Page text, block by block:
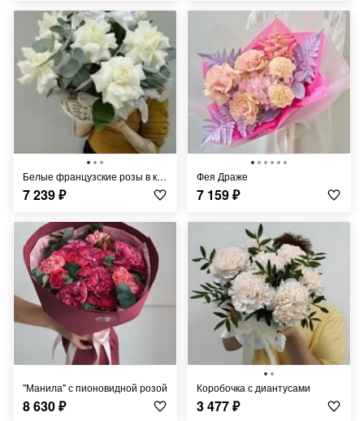
Белые французские розы в корзине
7 239₽
Фея Драже
7 159₽
"Манила" с пионовидной розой
8 630₽
Коробочка с диантусами
3 477₽